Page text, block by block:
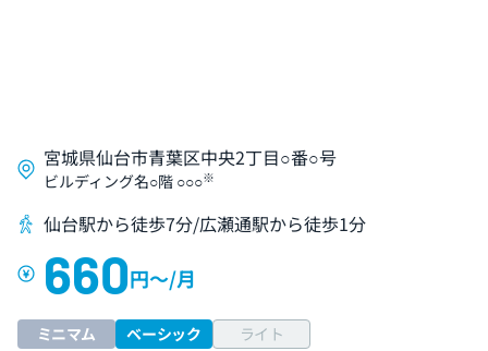
宮城県仙台市青葉区中央2丁目○番○号
ビルディング名○階 ○○○※
仙台駅から徒歩7分/広瀬通駅から徒歩1分
660円〜/月
ミニマム ベーシック
ライト